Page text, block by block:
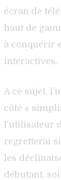
écran de
haut de
à conquérir
interactives.
A ce sujet,
côté «
l’utilisateur
regretterai
les
débutant,